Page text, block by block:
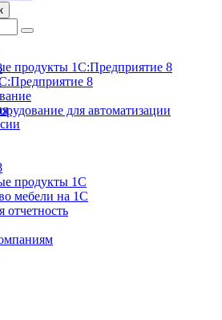
продукты 1С:Предприятие 8
8
для автоматизации
продукты 1С
мебели на 1С
отчетность